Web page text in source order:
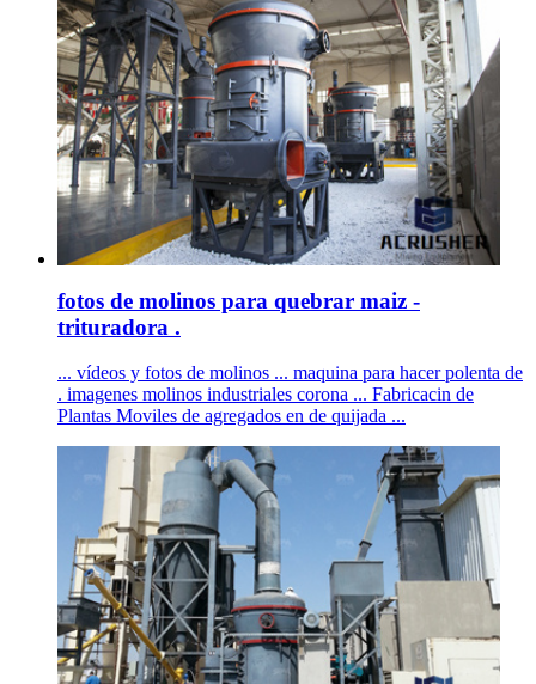
fotos de molinos para quebrar maiz -
trituradora .
... vídeos y fotos de molinos ... maquina para hacer polenta de
. imagenes molinos industriales corona ... Fabricacin de
Plantas Moviles de agregados en de quijada ...